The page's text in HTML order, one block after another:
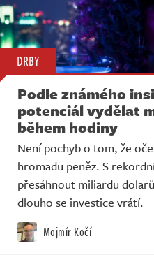
DRBY
Podle známého
potenciál vydělat
během hodiny
Není pochyb o tom, že
hromadu peněz. S
přesáhnout miliardu
dlouho se investice vrátí.
Mojmír Kočí